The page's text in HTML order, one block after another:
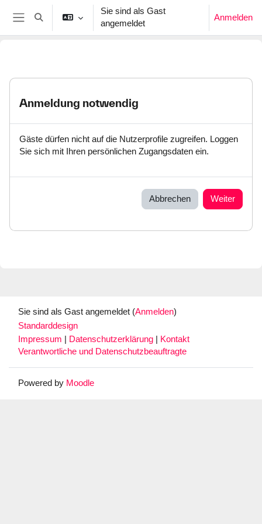
Zum Hauptinhalt
Website-Übersicht
Sucheingabe umschalten
Sie sind als Gast
angemeldet
Anmelden
Anmeldung notwendig
Gäste dürfen nicht auf die Nutzerprofile zugreifen. Loggen
Sie sich mit Ihren persönlichen Zugangsdaten ein.
Abbrechen Weiter
Sie sind als Gast angemeldet (Anmelden)
Standarddesign
Impressum
Datenschutzerklärung
Kontakt
Verantwortliche und Datenschutzbeauftragte
Powered by Moodle